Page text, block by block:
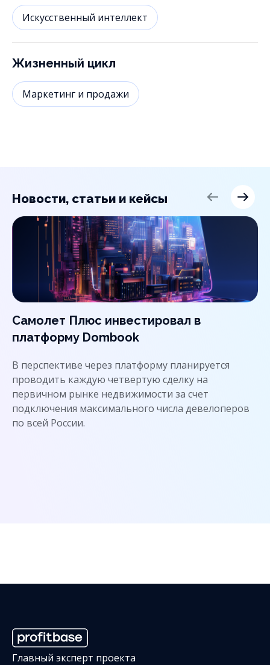
Искусственный интеллект
Жизненный цикл
Маркетинг и продажи
Новости, статьи и кейсы
Самолет Плюс инвестировал в
платформу Dombook
В перспективе через платформу планируется
проводить каждую четвертую сделку на
первичном рынке недвижимости за счет
подключения максимального числа девелоперов
по всей России.
Главный эксперт проекта